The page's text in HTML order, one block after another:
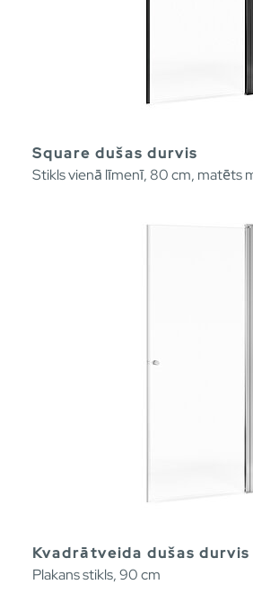
Square dušas durvis
Stikls vienā līmenī, 80 cm, matēts
Kvadrātveida dušas durvis
Plakans stikls, 90 cm